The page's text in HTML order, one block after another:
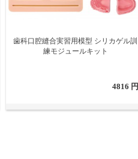
歯科口腔縫合実習用模型 シリカゲル訓
練モジュールキット
4816 円